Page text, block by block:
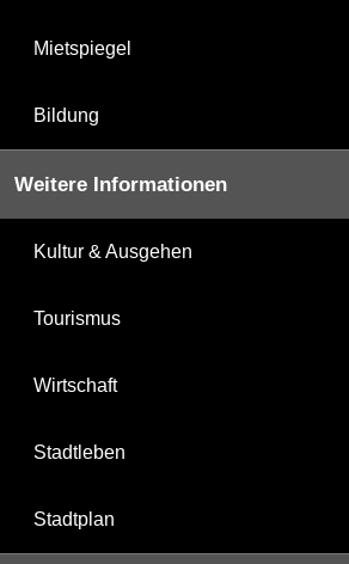
Mietspiegel
Bildung
Weitere Informationen
Kultur & Ausgehen
Tourismus
Wirtschaft
Stadtleben
Stadtplan